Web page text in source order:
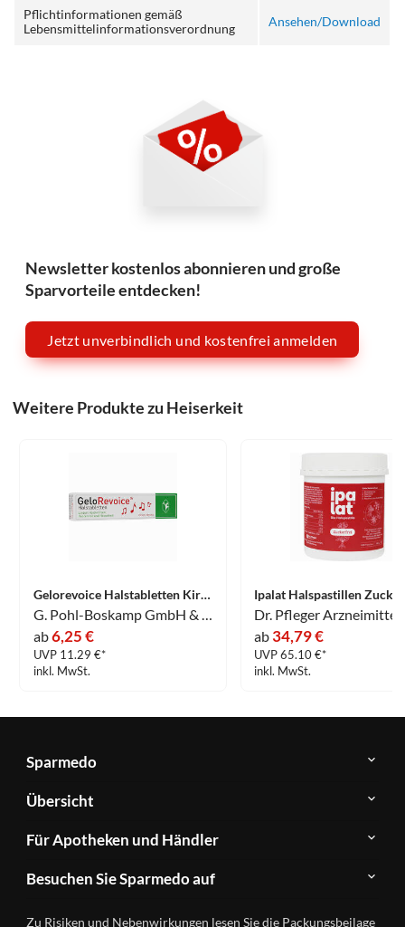
Pflichtinformationen gemäß
Lebensmittelinformationsverordnung
Ansehen/Download
Newsletter kostenlos abonnieren und große
Sparvorteile entdecken!
Jetzt unverbindlich und kostenfrei anmelden
Weitere Produkte zu Heiserkeit
Gelorevoice Halstabletten Kirsch- Menthol Lutschtabletten 20 Stück
G. Pohl-Boskamp GmbH & Co. KG
ab6,25 €
UVP 11.29 €*
inkl. MwSt.
ab 34,79 €
UVP 65.10 €*
inkl. MwSt.
Sparmedo
Über
Sparmedo
FAQ
Kontakt
Datenschutz
Übersicht
Herstellerverzeichnis
Produkte
A-
Für Apotheken und Händler
&
Händlerlogin
Besuchen Sie Sparmedo auf
Zu Risiken und Nebenwirkungen lesen Sie die Packungsbeilage